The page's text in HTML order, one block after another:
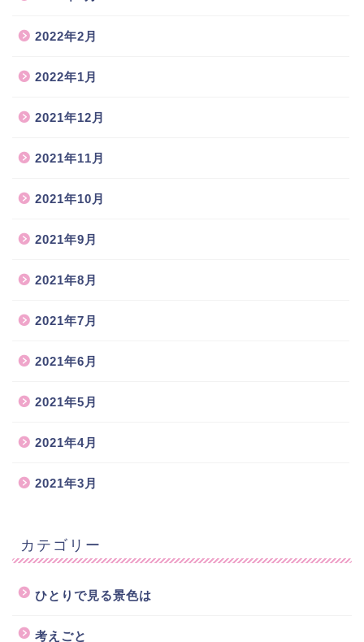
2022年2月
2022年1月
2021年12月
2021年11月
2021年10月
2021年9月
2021年8月
2021年7月
2021年6月
2021年5月
2021年4月
2021年3月
カテゴリー
ひとりで見る景色は
考えごと